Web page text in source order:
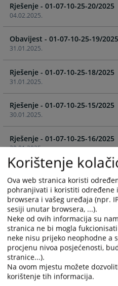
forward
to
interact
with
the
calendar
and
select
a
date.
Press
the
question
key
get
the
keyboard
shortcuts
for
changing
dates.
forward
with
and
a
date.
the
key
get
the
for
dates.
04.02.2025.
Rješenje - 01-07-10-25-20/2025
31.01.2025.
Obavijest - 01-07-10-25-19/2025
31.01.2025.
Rješenje - 01-07-10-25-18/2025
30.01.2025.
Rješenje - 01-07-10-25-15/2025
30.01.2025.
Rješenje - 01-07-10-25-16/2025
27.01.2025.
Rješenje - 01-07-10-25-12/2025
15.01.2025.
Rješenje - 01-07-10-25-5/2025
07.01.2025.
Rješenje - 01-07-10-25-2/2025
30.12.2024.
Rješenje - 01-07-10-51-296/
Korištenje
Ova web stranica koristi
pohranjivati i koristiti određene
browsera i vašeg uređaja (npr.
sesiji unutar browsera, ...).
Neke od ovih informacija su
stranica ne bi mogla
neke nisu prijeko neophodne a
procjenu nivoa posjećenosti,
stranice...).
Na ovom mjestu možete
korištenje tih informacija.